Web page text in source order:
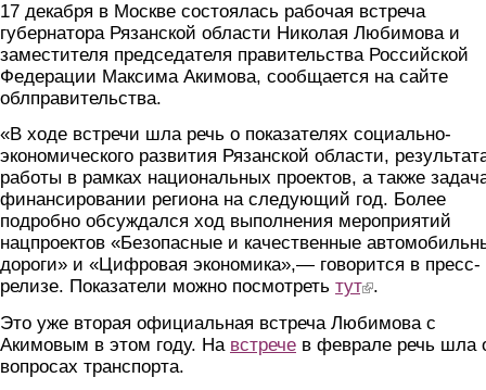
17 декабря в Москве состоялась рабочая встреча
губернатора Рязанской области Николая Любимова и
заместителя председателя правительства Российской
Федерации Максима Акимова, сообщается на сайте
облправительства.
«В ходе встречи шла речь о показателях социально-
экономического развития Рязанской области,
работы в рамках национальных проектов, а также
финансировании региона на следующий год. Более
подробно обсуждался ход выполнения мероприятий
нацпроектов «Безопасные и качественные
дороги» и «Цифровая экономика»,— говорится в пресс-
релизе. Показатели можно посмотреть тут(link is external)
.
Это уже вторая официальная встреча Любимова с
Акимовым в этом году. На встрече в феврале речь шла
вопросах транспорта.